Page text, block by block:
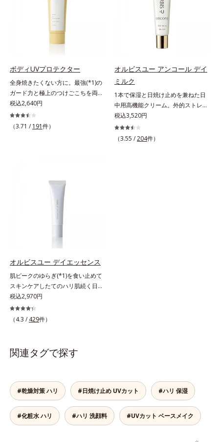
ボディUVプロテクター
全身焼きたくない方に。最強(*1)の
ガード力と極上のつけごこちを両
立。“肌を整える”日焼け止め。絶対
に焼きたくない方に。SPF50+・
PA++++。最強(*1)のガード力を持
アップ。こすれへの耐性も強く、
UVカット効果の低下を予防しま
す。それでいて、肌にスルスルのび
てピタッと密着するジェル感触で、
毎日使いたくなる極上のつけごこ
ち。さらに、塗るたびにうれしいス
キンケア効果も加えました。バリア
機能を維持する白様雪(R)エキス(*2)
とアルニカ花エキス(*3)が、紫外線
ダメージ(*4)にもゆらぎにくいすこ
やかな肌に整え、ローズヒップエキ
ス(*5)と浸透型コラーゲン(*6)が透
明感を引き出し、肌のハリ感をサポ
ートします。スーパーウォータープ
線も跳ね除け、肌をダメージからし
っかりガードします。【ご使用方
たい部分に、塗布後すぐに少量ずつ
ムラなくのばします。顔にもご使用
いただけますが、より美しい仕上が
りのため、顔に使用する場合は、化
粧下地のご使用をおすすめします。
税込2,640円
（3.71 / 191件）
オルビスユー アンコール デイ
ミルク
1本で保湿と日焼け止めを兼ねた日
中用高機能クリーム。外的ストレス
(*5)から肌を徹底ガード。諦めかけ
ていたハリ不足、うるおい低下に先
端科学ケア(*1)でアプローチするエ
税込3,520円
（3.55 /204件）
オルビスユー デイエッセンス
肌ピークのゆらぎ(*1)を食い止めて
スキンケアしたてのハリ肌続く日中
用美容液。起床直後にピークを迎
え、夕方から夜にかけて徐々にダウ
ンするハリのバイオリズムに着目し
ハリバリアエンハンサーが、肌の内
側(*2)からバリア機能にアプローチ
ットする成分を配合しており、外的
刺激から肌を守ります。肌の内側
(*2)と外側、両方からのWアプロー
チでゆらぎ(*1)を食い止め、夕方に
税込2,970円
（4.3 / 429件）
関連タグで探す
#乾燥対策 ハリ #日焼け止め UVカット #ハリ 保湿
#化粧水 ハリ #ハリ 洗顔料 #UVカット ベースメイク